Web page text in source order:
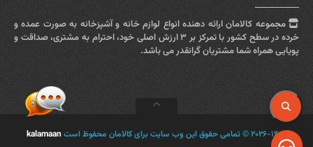
مجموعه کالامان ارائه دهنده انواع لوازم خانه و آشپزخانه به صورت عمده و
خرده در سطح کشور با تمرکز بر ۳ ارزش اصلی خود، احترام به مشتری، صداقت و
پویایی همراه شما مشتریان گرانقدر می باشد.
۲۰۲۶-۱۴۰۵ © تمامی حقوق این وب سایت برای کالامان محفوظ است kalamaan